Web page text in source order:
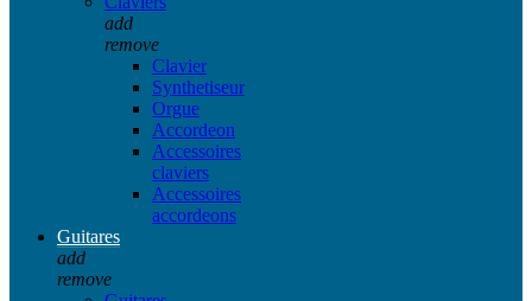
add
remove
Clavier
Synthetiseur
Orgue
Accordeon
Accessoires
claviers
Accessoires
accordeons
Guitares
add
remove